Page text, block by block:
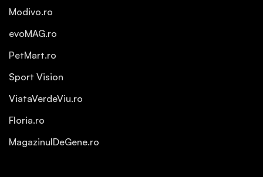
Modivo.ro
evoMAG.ro
PetMart.ro
Sport Vision
ViataVerdeViu.ro
Floria.ro
MagazinulDeGene.ro